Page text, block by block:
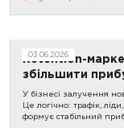
03.06.2026
Retention-
збільшити
У бізнесі залучення
Це логічно: трафік,
формує стабільний